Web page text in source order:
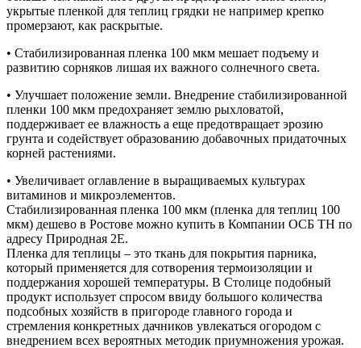
укрытые пленкой для теплиц грядки не например крепко
промерзают, как раскрытые.
• Стабилизированная пленка 100 мкм мешает подъему и
развитию сорняков лишая их важного солнечного света.
• Улучшает положение земли. Внедрение стабилизированной
пленки 100 мкм предохраняет землю рыхловатой,
поддерживает ее влажность а еще предотвращает эрозию
грунта и содействует образованию добавочных придаточных
корней растениями.
• Увеличивает оглавление в выращиваемых культурах
витаминов и микроэлементов.
Стабилизированная пленка 100 мкм (пленка для теплиц 100
мкм) дешево в Ростове можно купить в Компании ОСБ ТН по
адресу Природная 2Е.
Пленка для теплицы – это ткань для покрытия парника,
который применяется для сотворения термоизоляции и
поддержания хорошей температуры. В Столице подобный
продукт использует спросом ввиду большого количества
подсобных хозяйств в пригороде главного города и
стремления конкретных дачников увлекаться огородом с
внедрением всех вероятных методик приумножения урожая.